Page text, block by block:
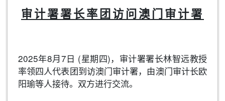
审计署署长率团访问澳门审计署
2025年8月7日 (星期四)，审计署署长林智远教授
率领四人代表团到访澳门审计署，由澳门审计长欧
阳瑜等人接待。双方进行交流。